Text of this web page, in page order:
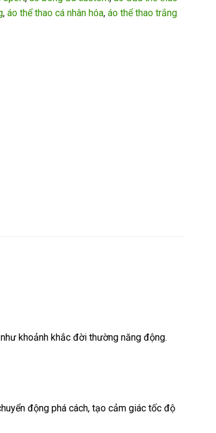
, áo thể thao cá nhân hóa, áo thể thao trắng
khoảnh khắc đời thường năng động.
động phá cách, tạo cảm giác tốc độ